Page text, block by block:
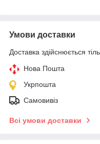
Умови доставки
Доставка здійснюється
Нова Пошта
Укрпошта
Самовивіз
Всі умови доставки